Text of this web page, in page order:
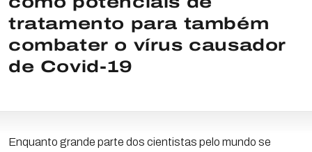
tratamento para também
combater o vírus causador
de Covid-19
Enquanto grande parte dos cientistas pelo mundo se